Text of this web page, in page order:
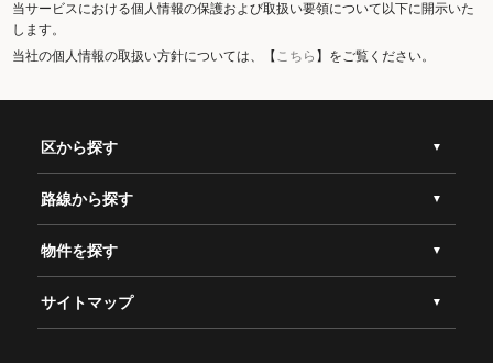
当サービスにおける個人情報の保護および取扱い要領について以下に開示いた
します。
当社の個人情報の取扱い方針については、【こちら 】をご覧ください。
区から探す
路線から探す
物件を探す
サイトマップ